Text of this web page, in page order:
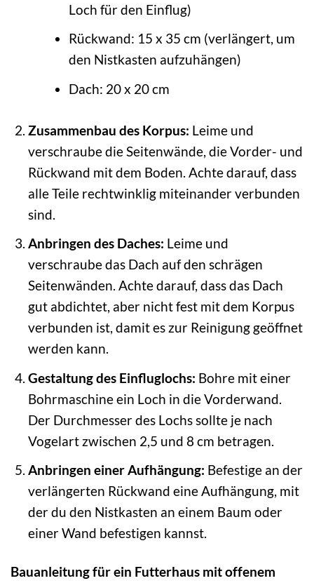
Loch für den Einflug)
Rückwand: 15 x 35 cm (verlängert, um
den Nistkasten aufzuhängen)
Dach: 20 x 20 cm
Zusammenbau des Korpus: Leime und
verschraube die Seitenwände, die Vorder- und
Rückwand mit dem Boden. Achte darauf, dass
alle Teile rechtwinklig miteinander verbunden
sind.
Anbringen des Daches: Leime und
verschraube das Dach auf den schrägen
Seitenwänden. Achte darauf, dass das Dach
gut abdichtet, aber nicht fest mit dem Korpus
verbunden ist, damit es zur Reinigung geöffnet
werden kann.
Gestaltung des Einfluglochs: Bohre mit einer
Bohrmaschine ein Loch in die Vorderwand.
Der Durchmesser des Lochs sollte je nach
Vogelart zwischen 2,5 und 8 cm betragen.
Anbringen einer Aufhängung: Befestige an der
verlängerten Rückwand eine Aufhängung, mit
der du den Nistkasten an einem Baum oder
einer Wand befestigen kannst.
Bauanleitung für ein Futterhaus mit offenem